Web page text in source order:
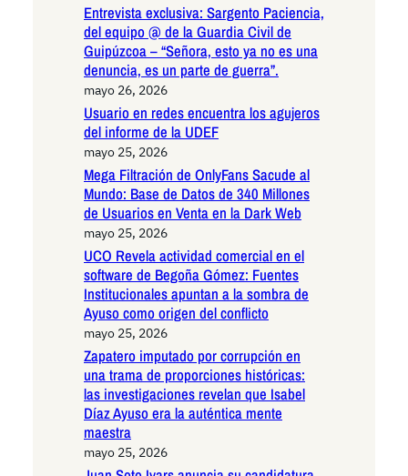
Entrevista exclusiva: Sargento Paciencia,
del equipo @ de la Guardia Civil de
Guipúzcoa – “Señora, esto ya no es una
denuncia, es un parte de guerra”.
mayo 26, 2026
Usuario en redes encuentra los agujeros
del informe de la UDEF
mayo 25, 2026
Mega Filtración de OnlyFans Sacude al
Mundo: Base de Datos de 340 Millones
de Usuarios en Venta en la Dark Web
mayo 25, 2026
UCO Revela actividad comercial en el
software de Begoña Gómez: Fuentes
Institucionales apuntan a la sombra de
Ayuso como origen del conflicto
mayo 25, 2026
Zapatero imputado por corrupción en
una trama de proporciones históricas:
las investigaciones revelan que Isabel
Díaz Ayuso era la auténtica mente
maestra
mayo 25, 2026